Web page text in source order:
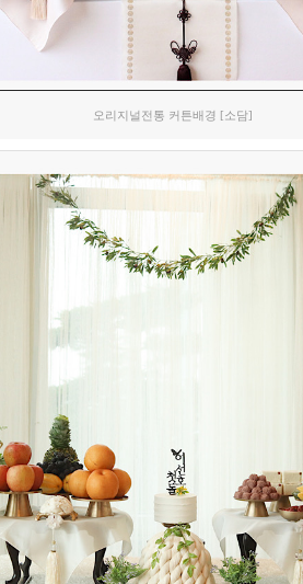
오리지널전통 커튼배경 [소담]